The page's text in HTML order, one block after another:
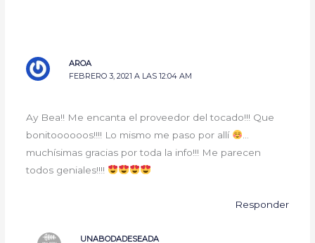
AROA
FEBRERO 3, 2021 A LAS 12:04 AM
Ay Bea!! Me encanta el proveedor del tocado!!! Que
bonitoooooos!!!! Lo mismo me paso por allí
muchísimas gracias por toda la info!!! Me parecen
todos geniales!!!!
Responder
UNABODADESEADA